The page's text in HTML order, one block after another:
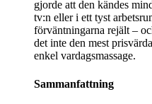
gjorde att den kändes
tv:n eller i ett tyst
förväntningarna rejält –
det inte den mest
enkel vardagsmassage.
Sammanfattning